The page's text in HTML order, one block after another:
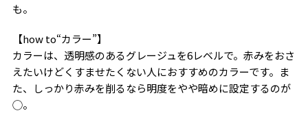
も。
【how to“カラー”】
カラーは、透明感のあるグレージュを6レベルで。赤みをおさ
えたいけどくすませたくない人におすすめのカラーです。ま
た、しっかり赤みを削るなら明度をやや暗めに設定するのが
◯。